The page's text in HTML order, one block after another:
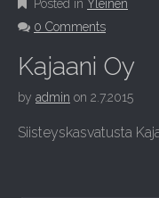
Posted in Yleinen
0 Comments
Kajaani Oy
by admin on 2.7.2015
Siisteyskasvatusta